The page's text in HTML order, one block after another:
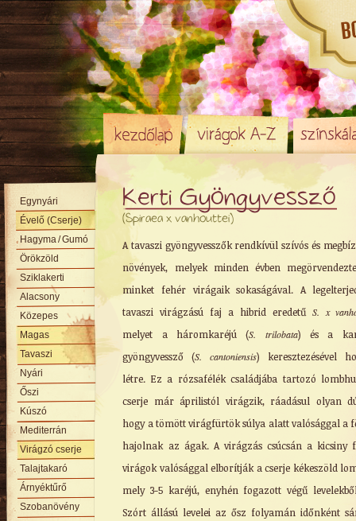
Kerti Gyöngyvessző
(Spiraea x vanhouttei)
A tavaszi gyöngyvesszők rendkívül szívós és
növények, melyek minden évben
minket fehér virágaik sokaságával. A
tavaszi virágzású faj a hibrid eredetű S. x
melyet a háromkaréjú (S. trilobata) és a
gyöngyvessző (S. cantoniensis) keresztezésével
létre. Ez a rózsafélék családjába tartozó
cserje már áprilistól virágzik, ráadásul olyan
hogy a tömött virágfürtök súlya alatt valósággal a
hajolnak az ágak. A virágzás csúcsán a kicsiny
virágok valósággal elborítják a cserje kékeszöld
mely 3-5 karéjú, enyhén fogazott végű
Szórt állású levelei az ősz folyamán időnként
Egynyári
Évelő (Cserje)
Hagyma/ Gumó
Örökzöld
Sziklakerti
Alacsony
Közepes
Magas
Tavaszi
Nyári
Őszi
Kúszó
Mediterrán
Virágzó cserje
Talajtakaró
Árnyéktűrő
Szobanövény